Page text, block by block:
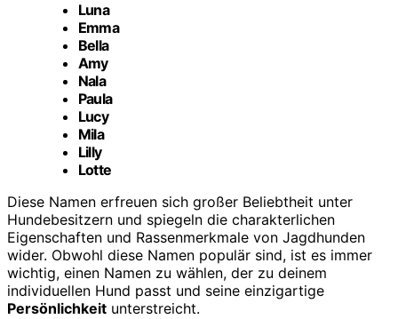
Luna
Emma
Bella
Amy
Nala
Paula
Lucy
Mila
Lilly
Lotte
Diese Namen erfreuen sich großer Beliebtheit unter
Hundebesitzern und spiegeln die charakterlichen
Eigenschaften und Rassenmerkmale von Jagdhunden
wider. Obwohl diese Namen populär sind, ist es immer
wichtig, einen Namen zu wählen, der zu deinem
individuellen Hund passt und seine einzigartige
Persönlichkeit unterstreicht.